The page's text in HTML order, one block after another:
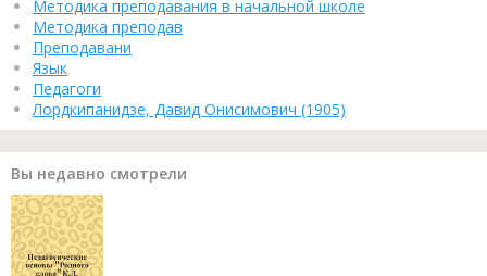
Методика преподавания в начальной школе
Методика преподав
Преподавани
Язык
Педагоги
Лордкипанидзе, Давид Онисимович (1905)
Вы недавно смотрели